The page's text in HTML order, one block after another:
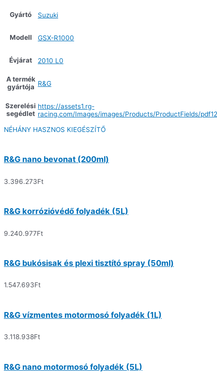
Gyártó Suzuki
Modell GSX-R1000
Évjárat 2010 L0
A termék
gyártója R&G
Szerelési
segédlet
https://assets1.rg-
racing.com/Images/images/Products/ProductFields/
NÉHÁNY HASZNOS KIEGÉSZÍTŐ
R&G nano bevonat (200ml)
3.396.273Ft
R&G korrózióvédő folyadék (5L)
9.240.977Ft
R&G bukósisak és plexi tisztító spray (50ml)
1.547.693Ft
R&G vízmentes motormosó folyadék (1L)
3.118.938Ft
R&G nano motormosó folyadék (5L)